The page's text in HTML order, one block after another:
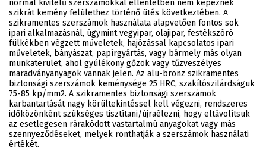
normál kivitelű szerszámokkal ellentétben nem képeznek
szikrát kemény felülethez történő ütés következtében. A
szikramentes szerszámok használata alapvetően fontos sok
ipari alkalmazásnál, úgymint vegyipar, olajipar, festékszóró
fülkékben végzett műveletek, hajózással kapcsolatos ipari
műveletek, bányászat, papírgyártás, vagy bármely más olyan
munkaterület, ahol gyúlékony gőzök vagy tűzveszélyes
maradványanyagok vannak jelen. Az alu-bronz szikramentes
biztonsági szerszámok keménysége 25 HRC, szakítószilárdságuk
75-85 kp/mm2. A szikramentes biztonsági szerszámok
karbantartását nagy körültekintéssel kell végezni, rendszeres
időközönként szükséges tisztítani/újraélezni, hogy eltávolítsuk
az esetlegesen rárakódott vastartalmú anyagokat vagy más
szennyeződéseket, melyek ronthatják a szerszámok használati
értékét.